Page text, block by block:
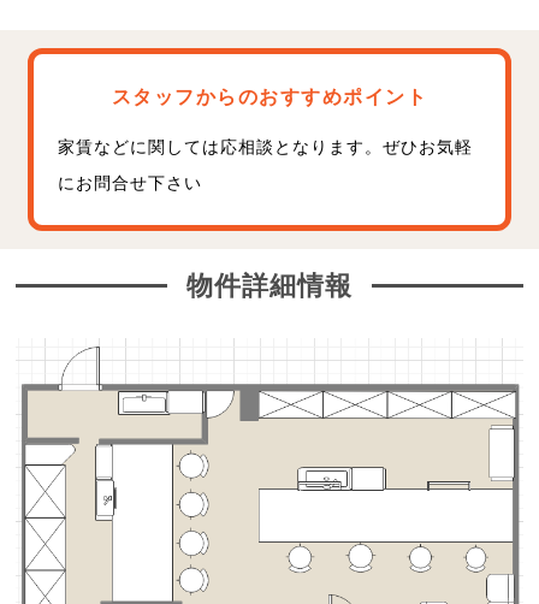
スタッフからのおすすめポイント
家賃などに関しては応相談となります。ぜひお気軽
にお問合せ下さい
物件詳細情報